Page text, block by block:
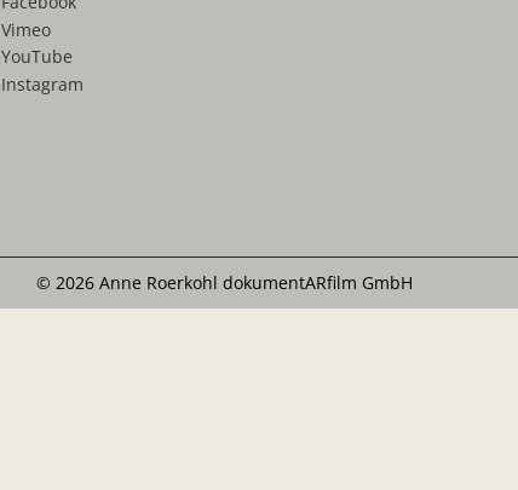
Vimeo
YouTube
Instagram
© 2026 Anne Roerkohl dokumentARfilm GmbH